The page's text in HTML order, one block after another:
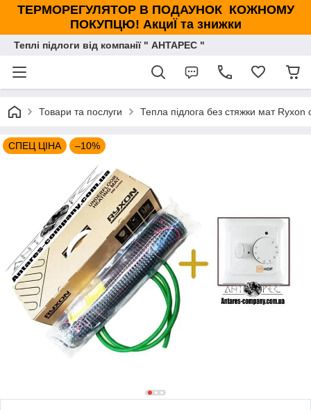
ТЕРМОРЕГУЛЯТОР В ПОДАУНОК КОЖНОМУ
ПОКУПЦЮ! АкциЇ та знижки
Теплі підлоги від компанії " АНТАРЕС "
Товари та послуги Тепла підлога без стяжки мат
СПЕЦ ЦІНА –10%